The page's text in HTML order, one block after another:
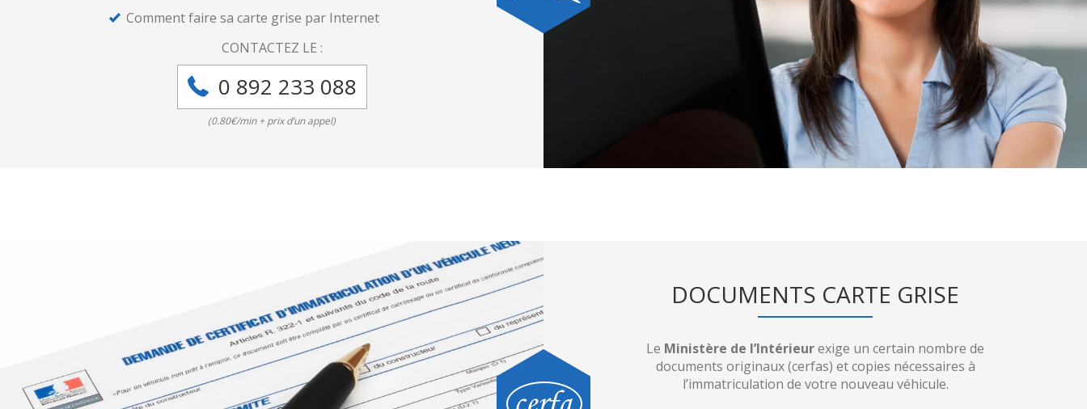
Comment faire sa carte grise par Internet
CONTACTEZ LE :
0 892 233 088
(0.80€/min + prix d’un appel)
DOCUMENTS CARTE GRISE
Le Ministère de l’Intérieurexige un certain nombre de
documents originaux (cerfas) et copies nécessaires à
l’immatriculation de votre nouveau véhicule.